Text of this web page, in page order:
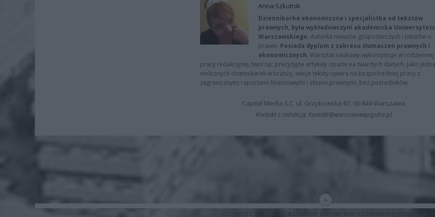
Anna Szkutnik
Dziennikarka ekonomiczna i specjalistka od tekstów
prawnych, była wykładowczyni akademicka
Warszawskiego. Autorka newsów gospodarczych i tekstów o
prawie. Posiada dyplom z zakresu tłumaczeń prawnych i
ekonomicznych. Warsztat naukowy wykorzystuje w codziennej
pracy redakcyjnej, tworząc precyzyjne artykuły oparte na twardych danych. Jako
nielicznych dziennikarek w branży, swoje teksty opiera na bezpośredniej pracy z
zagranicznymi raportami finansowymi i aktami prawnymi, bez pośredników.
Capital Media S.C. ul. Grzybowska 87, 00-844 Warszawa
Kontakt z redakcją: Kontakt@warszawawpigulce.pl